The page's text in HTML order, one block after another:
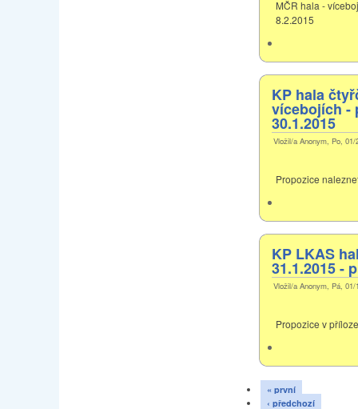
MČR hala -
8.2.2015
KP hala
vícebojích -
30.1.2015
Vložil/a Anonym, Po, 01/
Propozice
KP LKAS
31.1.2015 -
Vložil/a Anonym, Pá, 01/
Propozice v příloze
« první
‹ předchozí